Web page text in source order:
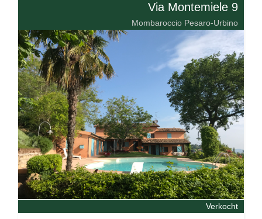
Via Montemiele 9
Mombaroccio Pesaro-Urbino
Verkocht